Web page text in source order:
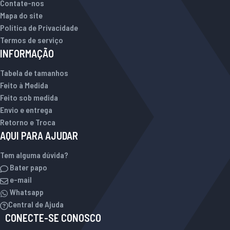
Contate-nos
Mapa do site
Política de Privacidade
Termos de serviço
INFORMAÇÃO
Tabela de tamanhos
Feito à Medida
Feito sob medida
Envio e entrega
Retorno e Troca
AQUI PARA AJUDAR
Tem alguma dúvida?
Bater papo
e-mail
Whatsapp
Central de Ajuda
CONECTE-SE CONOSCO